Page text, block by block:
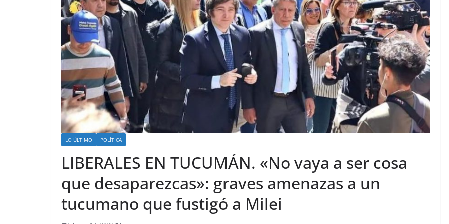
LO ÚLTIMO POLÍTICA
LIBERALES EN TUCUMÁN. «No vaya a ser cosa
que desaparezcas»: graves amenazas a un
tucumano que fustigó a Milei